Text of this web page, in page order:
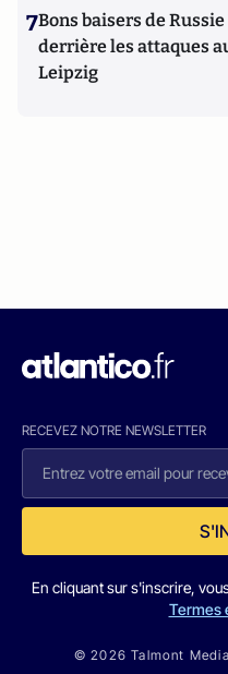
7Bons baisers de
derrière les attaques
Leipzig
RECEVEZ NOTRE NEWSLETTER
En cliquant sur s'inscrire,
Termes
© 2026 Talmont